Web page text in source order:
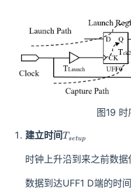
图19 时
建立时间T_{setup}
Tsetup
时钟上升沿到来之前数据
数据到达UFF1 D端的时